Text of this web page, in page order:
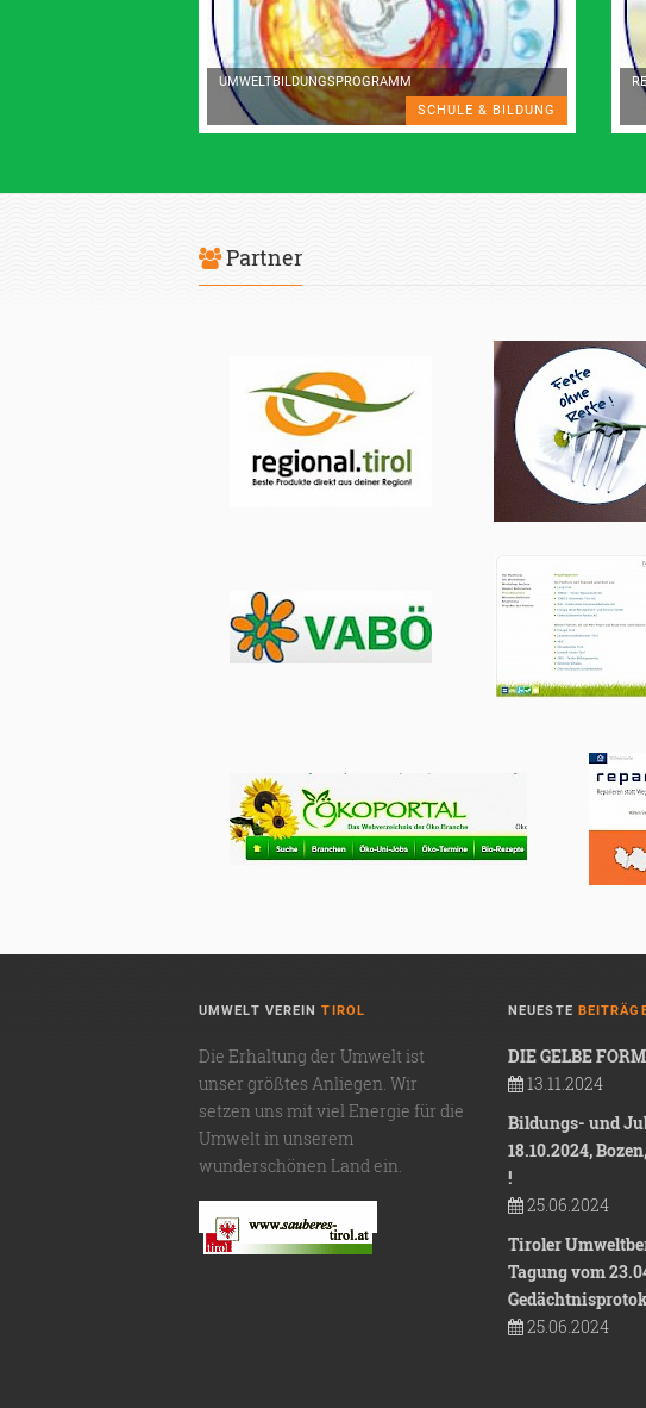
UMWELTBILDUNGSPROGRAMM
SCHULE & BILDUNG
Partner
UMWELT VEREINTIROL
Die Erhaltung der Umwelt ist
unser größtes Anliegen. Wir
setzen uns mit viel Energie für die
Umwelt in unserem
wunderschönen Land ein.
NEUESTE
DIE GELBE
13.11.2024
Bildungs- und
18.10.2024,
!
25.06.2024
Tiroler
Tagung vom
25.06.2024